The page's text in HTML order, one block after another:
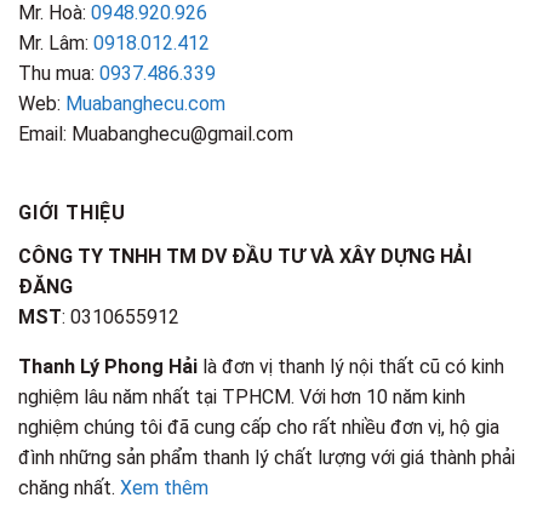
Mr. Hoà: 0948.920.926
Mr. Lâm: 0918.012.412
Thu mua: 0937.486.339
Web: Muabanghecu.com
Email: Muabanghecu@gmail.com
GIỚI THIỆU
CÔNG TY TNHH TM DV ĐẦU TƯ VÀ XÂY DỰNG HẢI
ĐĂNG
MST: 0310655912
Thanh Lý Phong Hải là đơn vị thanh lý nội thất cũ có kinh
nghiệm lâu năm nhất tại TPHCM. Với hơn 10 năm kinh
nghiệm chúng tôi đã cung cấp cho rất nhiều đơn vị, hộ gia
đình những sản phẩm thanh lý chất lượng với giá thành phải
chăng nhất. Xem thêm